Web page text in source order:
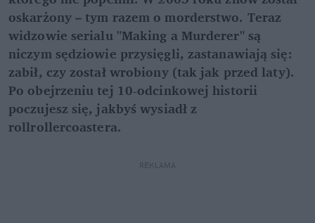
oskarżony – tym razem o morderstwo. Teraz
widzowie serialu "Making a Murderer" są
niczym sędziowie przysięgli, zastanawiają się:
zabił, czy został wrobiony (tak jak przed laty).
Po obejrzeniu tej 10-odcinkowej historii
poczujesz się, jakbyś wysiadł z
rollrollercoastera.
REKLAMA